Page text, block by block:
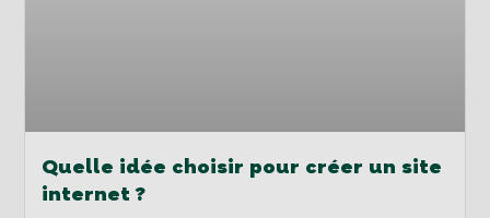
Quelle idée choisir pour créer un site
internet ?